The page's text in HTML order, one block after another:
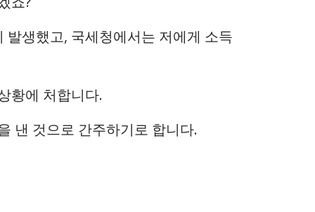
생했고, 국세청에서는 저에게 소득
황에 처합니다.
낸 것으로 간주하기로 합니다.